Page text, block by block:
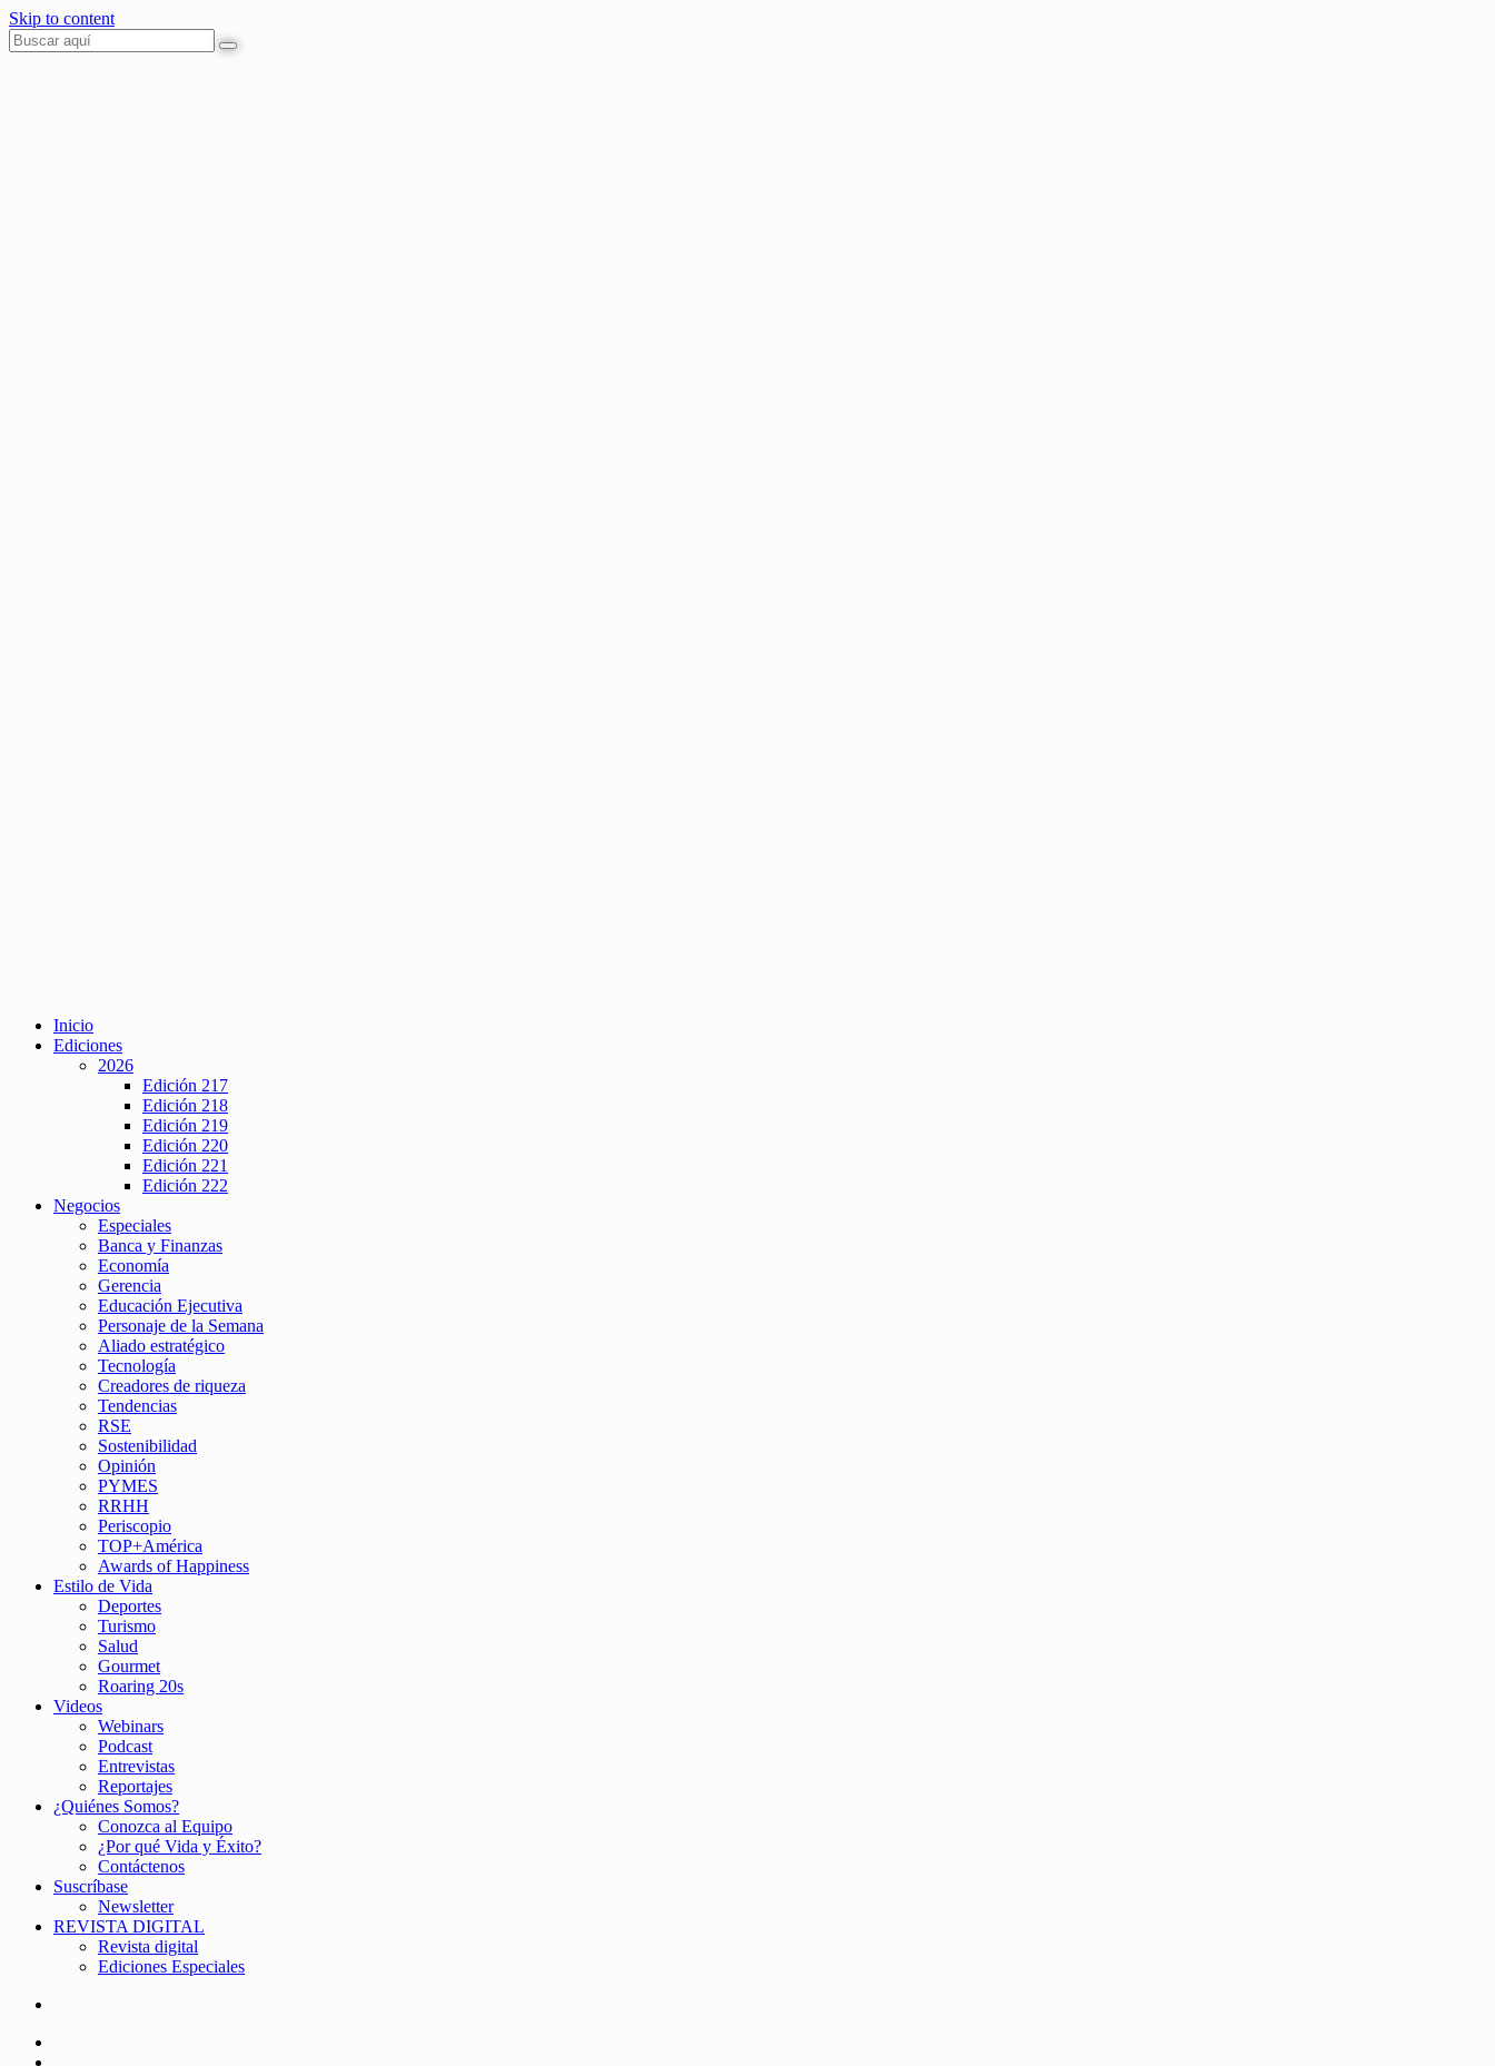
Skip to content
Inicio
Ediciones
2026
Edición 217
Edición 218
Edición 219
Edición 220
Edición 221
Edición 222
Negocios
Especiales
Banca y Finanzas
Economía
Gerencia
Educación Ejecutiva
Personaje de la Semana
Aliado estratégico
Tecnología
Creadores de riqueza
Tendencias
RSE
Sostenibilidad
Opinión
PYMES
RRHH
Periscopio
TOP+América
Awards of Happiness
Estilo de Vida
Deportes
Turismo
Salud
Gourmet
Roaring 20s
Videos
Webinars
Podcast
Entrevistas
Reportajes
¿Quiénes Somos?
Conozca al Equipo
¿Por qué Vida y Éxito?
Contáctenos
Suscríbase
Newsletter
REVISTA DIGITAL
Revista digital
Ediciones Especiales